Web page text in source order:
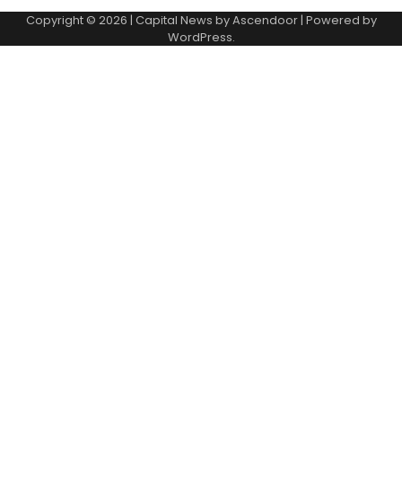
Copyright © 2026 | Capital News byAscendoor| Powered by
WordPress.